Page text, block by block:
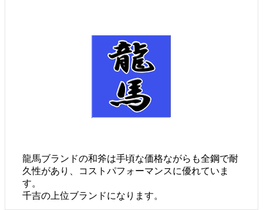
龍馬ブランドの和斧は手頃な価格ながらも全鋼で耐
久性があり、コストパフォーマンスに優れていま
す。
千吉の上位ブランドになります。